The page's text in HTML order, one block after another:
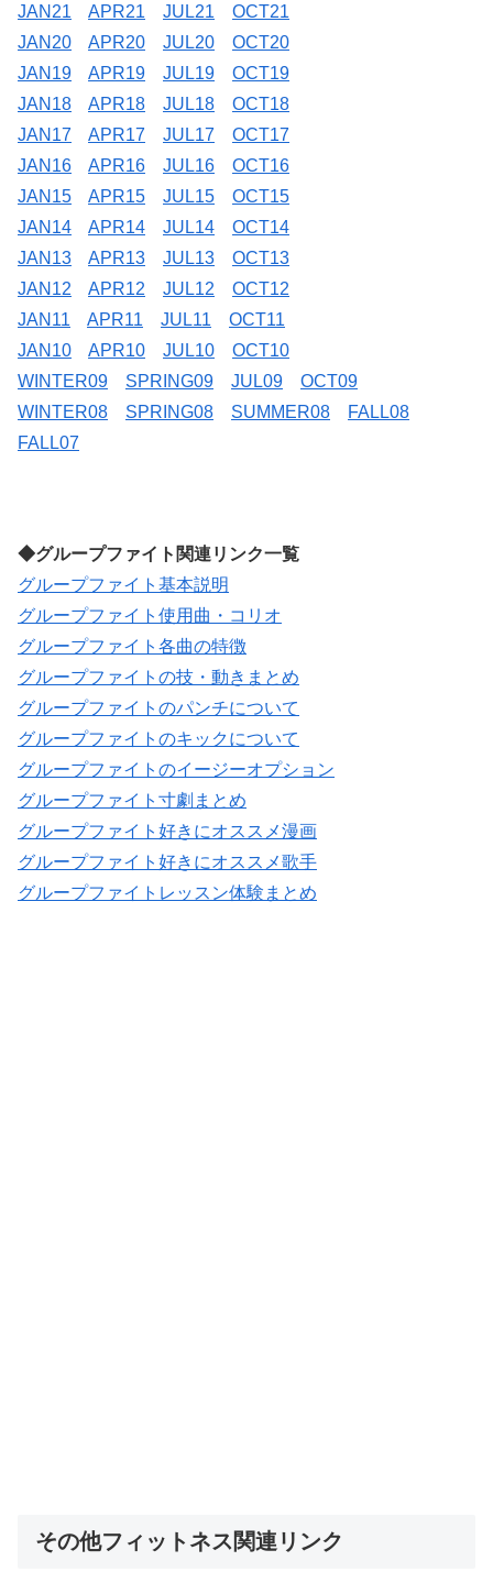
JAN21
APR21 JUL21
OCT21
JAN20
APR20 JUL20
OCT20
JAN19
APR19 JUL19
OCT19
JAN18
APR18 JUL18
OCT18
JAN17
APR17 JUL17
OCT17
JAN16
APR16 JUL16
OCT16
JAN15
APR15 JUL15
OCT15
JAN14
APR14 JUL14
OCT14
JAN13
APR13 JUL13
OCT13
JAN12
APR12 JUL12
OCT12
JAN11
APR11 JUL11
OCT11
JAN10
APR10 JUL10
OCT10
WINTER09
SPRING09 JUL09
OCT09
WINTER08
SPRING08 SUMMER08
FALL08
FALL07
◆グループファイト関連リンク一覧
グループファイト基本説明
グループファイト使用曲・コリオ
グループファイト各曲の特徴
グループファイトの技・動きまとめ
グループファイトのパンチについて
グループファイトのキックについて
グループファイトのイージーオプション
グループファイト寸劇まとめ
グループファイト好きにオススメ漫画
グループファイト好きにオススメ歌手
グループファイトレッスン体験まとめ
その他フィットネス関連リンク